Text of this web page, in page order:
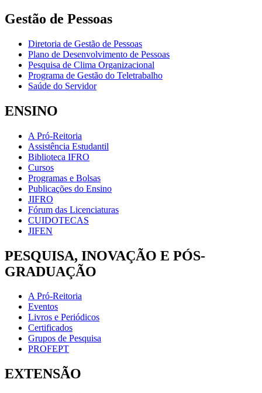
Gestão de Pessoas
Diretoria de Gestão de Pessoas
Plano de Desenvolvimento de Pessoas
Pesquisa de Clima Organizacional
Programa de Gestão do Teletrabalho
Saúde do Servidor
ENSINO
A Pró-Reitoria
Assistência Estudantil
Biblioteca IFRO
Cursos
Programas e Bolsas
Publicações do Ensino
JIFRO
Fórum das Licenciaturas
CUIDOTECAS
JIFEN
PESQUISA, INOVAÇÃO E PÓS-
GRADUAÇÃO
A Pró-Reitoria
Eventos
Livros e Periódicos
Certificados
Grupos de Pesquisa
PROFEPT
EXTENSÃO